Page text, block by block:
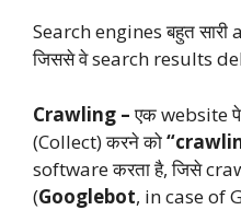
Search engines बहुत
जिससे वे search results
Crawling –एक website पे
(Collect) करने को
software करता है, जिसे
(Googlebot, in case of